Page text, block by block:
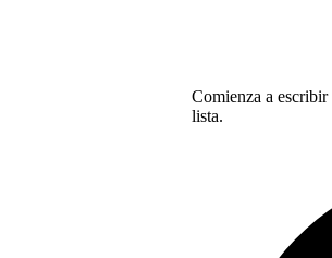
Comienza a
lista.